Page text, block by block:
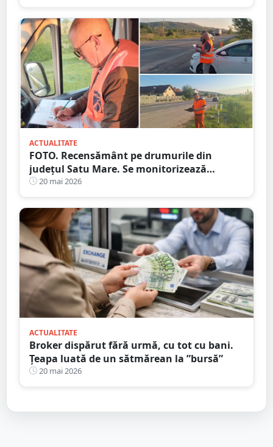
ACTUALITATE
FOTO. Recensământ pe drumurile din
județul Satu Mare. Se monitorizează
traficul rutier
20 mai 2026
ACTUALITATE
Broker dispărut fără urmă, cu tot cu bani.
Țeapa luată de un sătmărean la ”bursă”
20 mai 2026